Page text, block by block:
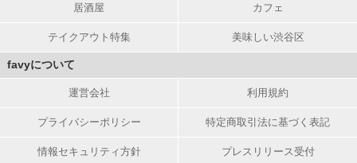
居酒屋 カフェ
テイクアウト特集 美味しい渋谷区
favyについて
運営会社 利用規約
プライバシーポリシー 特定商取引法に基づく表記
情報セキュリティ方針 プレスリリース受付